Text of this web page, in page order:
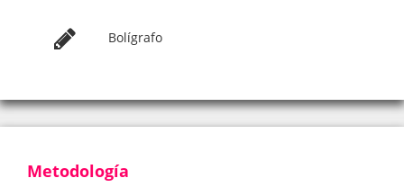
Bolígrafo
Metodología